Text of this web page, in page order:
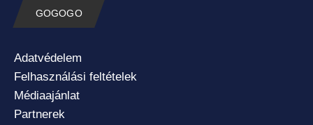
GOGOGO
Adatvédelem
Felhasználási feltételek
Médiaajánlat
Partnerek